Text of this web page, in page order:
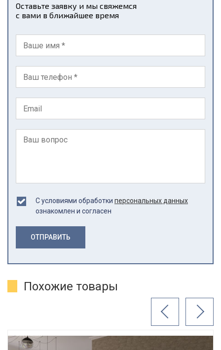
Оставьте заявку и мы свяжемся
с вами в ближайшее время
С условиями обработки персональных данных
ознакомлен и согласен
ОТПРАВИТЬ
Похожие товары